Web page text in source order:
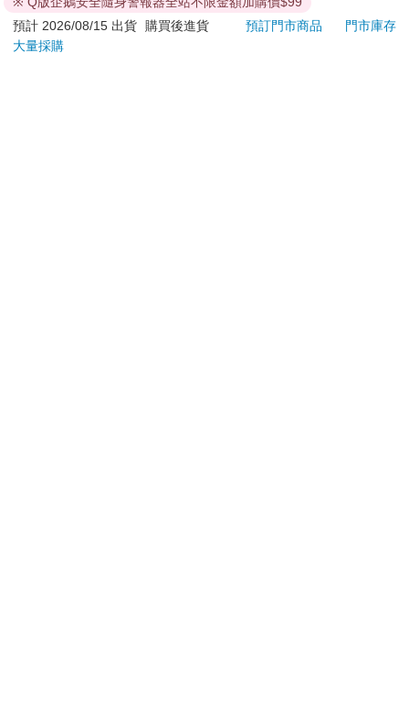
依據「消費者保護法」第19條及行政院消費者保護處公告之
「通訊交易解除權合理例外情事適用準則」，以下商品購買
預計 2026/08/15 出貨
購買後進貨 預訂門市商品
門市庫存
大量採購